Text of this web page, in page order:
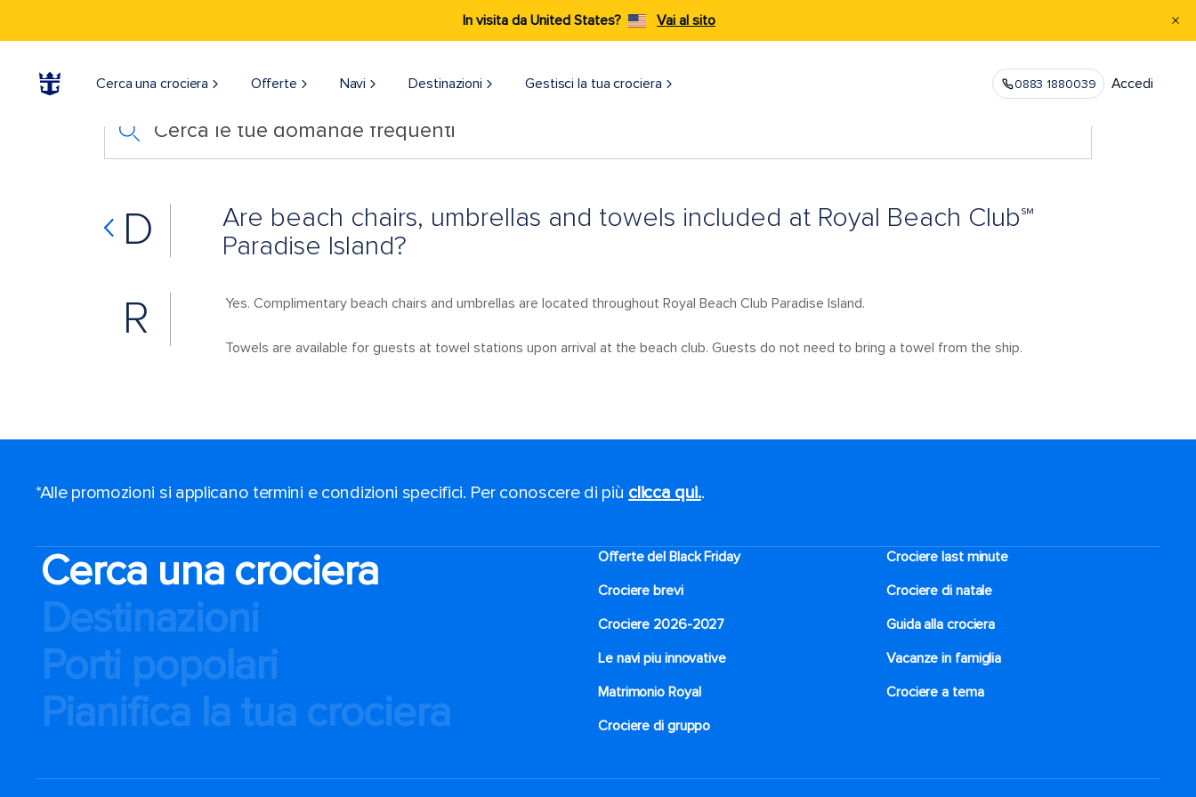
In visita da United States? Vai al sito
Cerca una crociera Offerte Navi Destinazioni​ Gestisci la tua crociera 0883 1880039 Accedi
Cerca le tue domande frequenti
D
Are beach chairs, umbrellas and towels included at Royal Beach Club℠
Paradise Island?
R Yes. Complimentary beach chairs and umbrellas are located throughout Royal Beach Club Paradise Island.
Towels are available for guests at towel stations upon arrival at the beach club. Guests do not need to bring a towel from the ship.
*Alle promozioni si applicano termini e condizioni specifici. Per conoscere di più clicca qui..
Cerca una crociera
Destinazioni
Porti popolari
Pianifica la tua crociera
Offerte del Black Friday
Crociere last minute
Crociere brevi​
Crociere di natale​
Crociere 2026-2027
Guida alla crociera
Le navi piu innovative
Vacanze in famiglia
Matrimonio Royal
Crociere a tema
Crociere di gruppo